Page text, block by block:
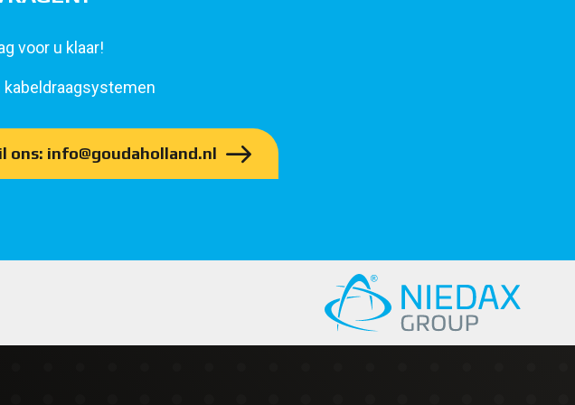
voor u klaar!
kabeldraagsystemen
ons: info@goudaholland.nl